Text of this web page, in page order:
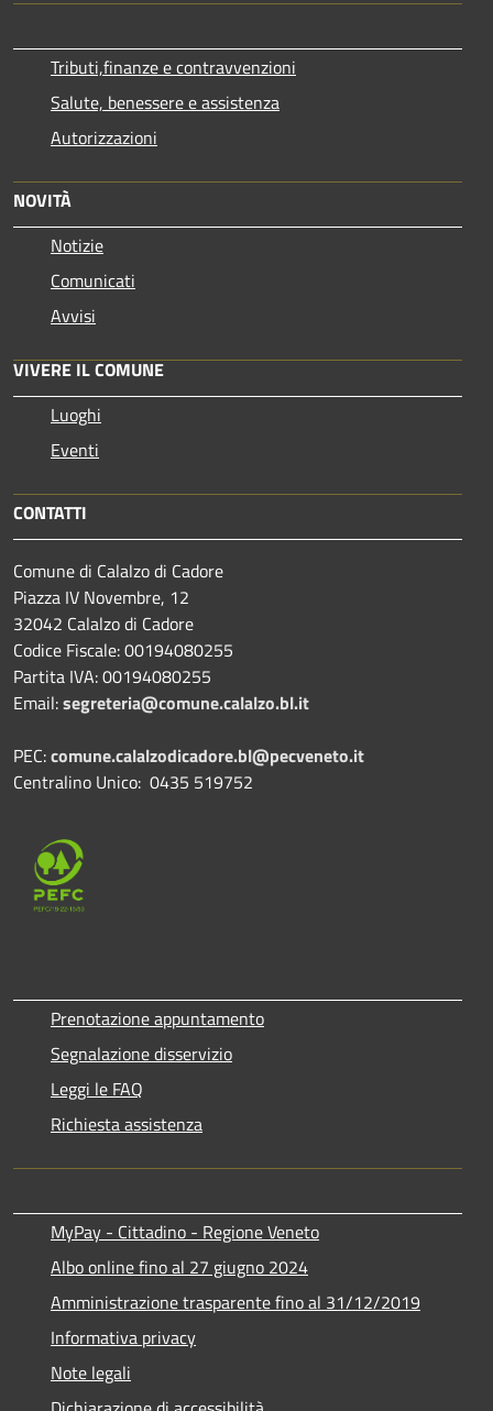
Tributi,finanze e contravvenzioni
Salute, benessere e assistenza
Autorizzazioni
NOVITÀ
Notizie
Comunicati
Avvisi
VIVERE IL COMUNE
Luoghi
Eventi
CONTATTI
Comune di Calalzo di Cadore
Piazza IV Novembre, 12
32042 Calalzo di Cadore
Codice Fiscale: 00194080255
Partita IVA: 00194080255
Email:segreteria@comune.calalzo.bl.it
PEC:comune.calalzodicadore.bl@pecveneto.it
Centralino Unico: 0435 519752
Prenotazione appuntamento
Segnalazione disservizio
Leggi le FAQ
Richiesta assistenza
MyPay - Cittadino - Regione Veneto
Albo online fino al 27 giugno 2024
Amministrazione trasparente fino al 31/12/2019
Informativa privacy
Note legali